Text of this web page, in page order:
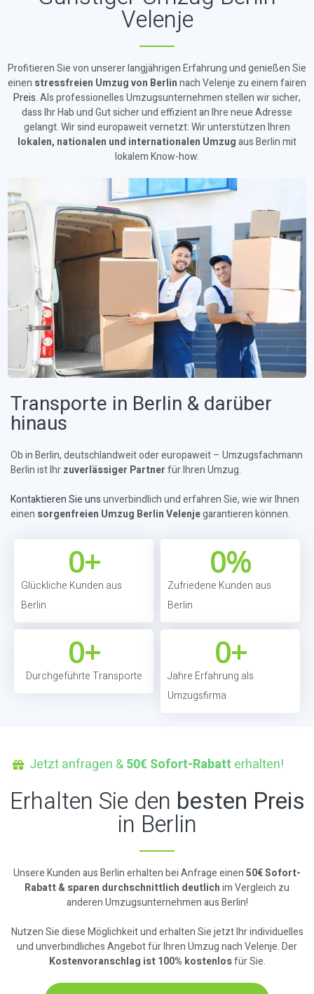
Velenje
Profitieren Sie von unserer langjährigen Erfahrung und genießen Sie
einen stressfreien Umzug von Berlinnach Velenje zu einem fairen
Preis. Als professionelles Umzugsunternehmen stellen wir sicher,
dass Ihr Hab und Gut sicher und effizient an Ihre neue Adresse
gelangt. Wir sind europaweit vernetzt: Wir unterstützen Ihren
lokalen, nationalen und internationalen Umzugaus Berlin mit
lokalem Know-how.
Transporte in Berlin & darüber
hinaus
Ob in Berlin, deutschlandweit oder europaweit – Umzugsfachmann
Berlin ist Ihrzuverlässiger Partnerfür Ihren Umzug.
Kontaktieren Sie unsunverbindlich und erfahren Sie, wie wir Ihnen
einen sorgenfreien Umzug Berlin Velenjegarantieren können.
Glückliche Kunden aus
Berlin
0+
Zufriedene Kunden aus
Berlin
0%
Durchgeführte Transporte
0+
Jahre Erfahrung als
Umzugsfirma
0+
Jetzt anfragen &50€ Sofort-Rabatt erhalten!
Erhalten Sie den besten Preis
in Berlin
Unsere Kunden aus Berlin erhalten bei Anfrage einen50€ Sofort-
Rabatt & sparen durchschnittlich deutlichim Vergleich zu
anderen Umzugsunternehmen aus Berlin!
Nutzen Sie diese Möglichkeit und erhalten Sie jetzt Ihr individuelles
und unverbindliches Angebot für Ihren Umzug nach Velenje. Der
Kostenvoranschlag ist 100% kostenlosfür Sie.